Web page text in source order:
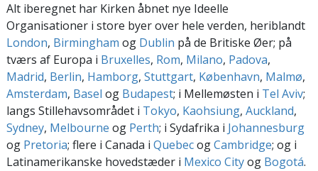
Alt iberegnet har Kirken åbnet nye Ideelle
Organisationer i store byer over hele verden, heriblandt
London, Birmingham og Dublin på de Britiske Øer; på
tværs af Europa i Bruxelles, Rom, Milano, Padova,
Madrid, Berlin, Hamborg, Stuttgart, København, Malmø,
Amsterdam, Basel og Budapest; i Mellemøsten i Tel Aviv;
langs Stillehavsområdet i Tokyo, Kaohsiung, Auckland,
Sydney, Melbourne og Perth; i Sydafrika i Johannesburg
og Pretoria; flere i Canada i QuebecogCambridge; og i
Latinamerikanske hovedstæder i Mexico Cityog Bogotá.